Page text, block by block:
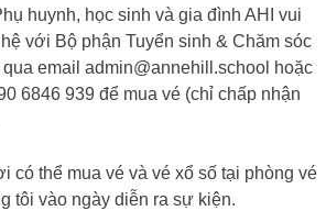
huynh, học sinh và gia đình AHI vui
với Bộ phận Tuyển sinh & Chăm sóc
qua email admin@annehill.school hoặc
6846 939 để mua vé (chỉ chấp nhận
có thể mua vé và vé xổ số tại phòng vé
tôi vào ngày diễn ra sự kiện.